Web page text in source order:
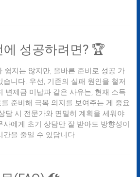
에 성공하려면? 🏆
쉽지는 않지만, 올바른 준비로 성공 가
습니다. 우선, 기존의 실패 원인을 철저
변제금 미납과 같은 사유는, 현재 소득
준비해 극복 의지를 보여주는 게 중요
담 시 전문가와 면밀히 계획을 세워야
사에게 초기 상담만 잘 받아도 방향성이
간을 줄일 수 있답니다.